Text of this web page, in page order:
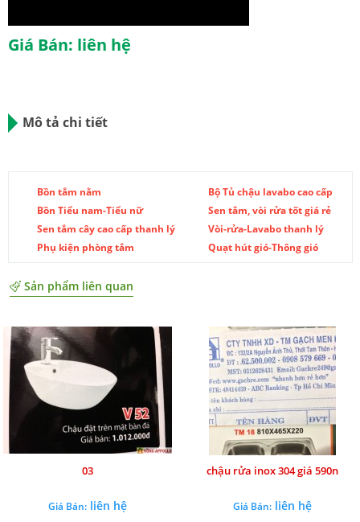
Giá Bán: liên hệ
Mô tả chi tiết
Bồn tắm nằm
Bộ Tủ chậu lavabo cao cấp
Bồn Tiểu nam-Tiểu nữ
Sen tắm, vòi rửa tốt giá rẻ
Sen tắm cây cao cấp thanh lý
Vòi-rửa-Lavabo thanh lý
Phụ kiện phòng tắm
Quạt hút gió-Thông gió
Sản phẩm liên quan
03
Giá Bán: liên hệ
chậu rửa inox 304 giá 590n
Giá Bán:liên hệ